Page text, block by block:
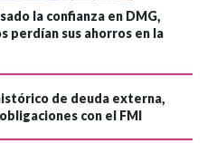
la confianza en DMG,
perdían sus ahorros en la
de deuda externa,
con el FMI